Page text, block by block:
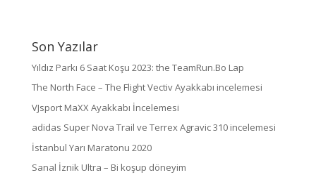
Son Yazılar
Yıldız Parkı 6 Saat Koşu 2023: the TeamRun.Bo Lap
The North Face – The Flight Vectiv Ayakkabı incelemesi
VJsport MaXX Ayakkabı İncelemesi
adidas Super Nova Trail ve Terrex Agravic 310 incelemesi
İstanbul Yarı Maratonu 2020
Sanal İznik Ultra – Bi koşup döneyim